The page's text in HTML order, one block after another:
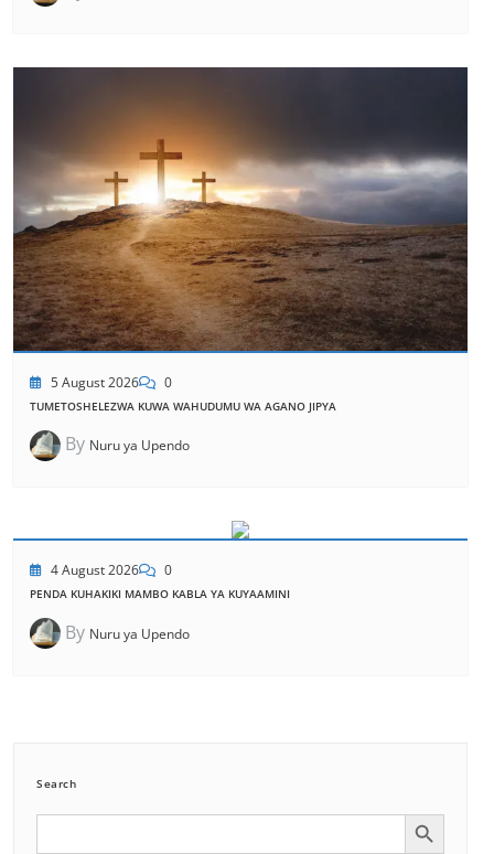
5 August 2026 0
TUMETOSHELEZWA KUWA WAHUDUMU WA AGANO JIPYA
By Nuru ya Upendo
4 August 2026 0
PENDA KUHAKIKI MAMBO KABLA YA KUYAAMINI
By Nuru ya Upendo
Search
Search